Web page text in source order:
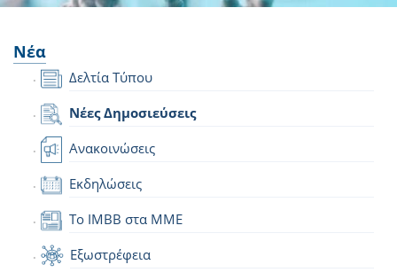
Νέα
Δελτία Τύπου
Νέες Δημοσιεύσεις
Ανακοινώσεις
Εκδηλώσεις
Το IMBB στα ΜΜΕ
Εξωστρέφεια